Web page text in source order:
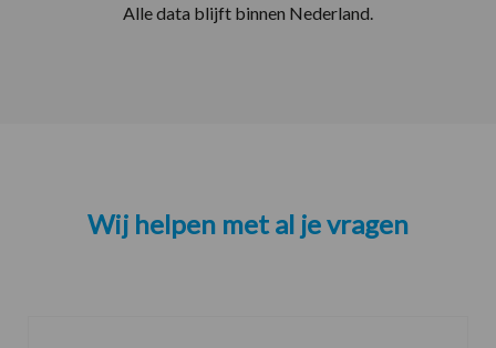
Alle data blijft binnen Nederland.
Wij helpen met al je vragen